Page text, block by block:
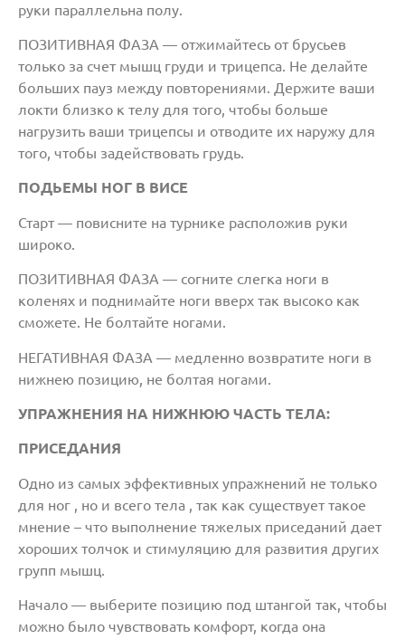
руки параллельна полу.
ПОЗИТИВНАЯ ФАЗА — отжимайтесь от брусьев
только за счет мышц груди и трицепса. Не делайте
больших пауз между повторениями. Держите ваши
локти близко к телу для того, чтобы больше
нагрузить ваши трицепсы и отводите их наружу для
того, чтобы задействовать грудь.
ПОДЬЕМЫ НОГ В ВИСЕ
Старт — повисните на турнике расположив руки
широко.
ПОЗИТИВНАЯ ФАЗА — согните слегка ноги в
коленях и поднимайте ноги вверх так высоко как
сможете. Не болтайте ногами.
НЕГАТИВНАЯ ФАЗА — медленно возвратите ноги в
нижнею позицию, не болтая ногами.
УПРАЖНЕНИЯ НА НИЖНЮЮ ЧАСТЬ ТЕЛА:
ПРИСЕДАНИЯ
Одно из самых эффективных упражнений не только
для ног , но и всего тела , так как существует такое
мнение – что выполнение тяжелых приседаний дает
хороших толчок и стимуляцию для развития других
групп мышц.
Начало — выберите позицию под штангой так, чтобы
можно было чувствовать комфорт, когда она